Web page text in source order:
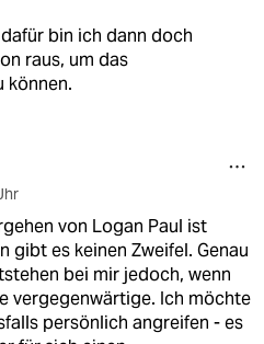
bin ich dann doch
raus, um das
können.
von Logan Paul ist
gibt es keinen Zweifel. Genau
bei mir jedoch, wenn
vergegenwärtige. Ich möchte
persönlich angreifen - es